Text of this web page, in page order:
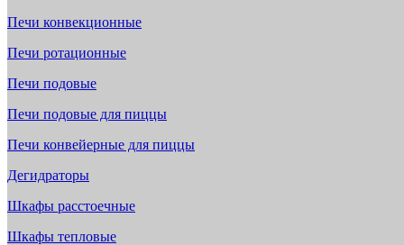
Печи конвекционные
Печи ротационные
Печи подовые
Печи подовые для пиццы
Печи конвейерные для пиццы
Дегидраторы
Шкафы расстоечные
Шкафы тепловые